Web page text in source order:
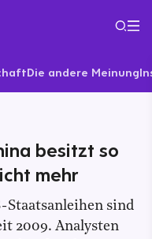
Die andere Meinung
besitzt so
mehr
Staatsanleihen sind
2009. Analysten